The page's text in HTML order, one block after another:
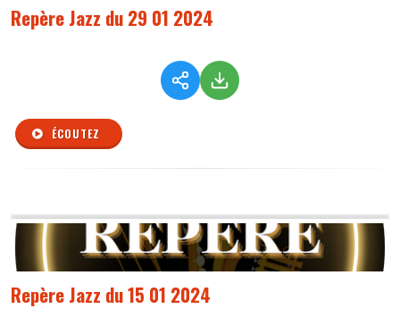
Repère Jazz du 29 01 2024
ÉCOUTEZ
Repère Jazz du 15 01 2024